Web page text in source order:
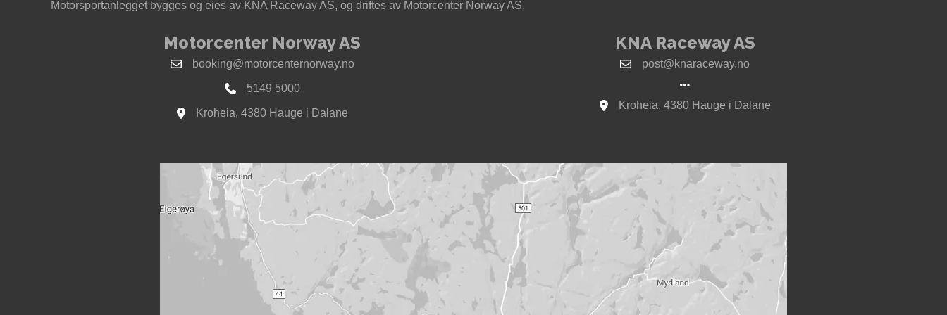
Motorsportanlegget bygges og eies av KNA Raceway AS, og driftes av Motorcenter Norway AS.
Motorcenter Norway AS
booking@motorcenternorway.no
5149 5000
Se kart til Motorcenter Norway i Sokndal
Kroheia, 4380 Hauge i Dalane
KNA Raceway AS
post@knaraceway.no
Se kart til Motorcenter Norway i Sokndal
Kroheia, 4380 Hauge i Dalane